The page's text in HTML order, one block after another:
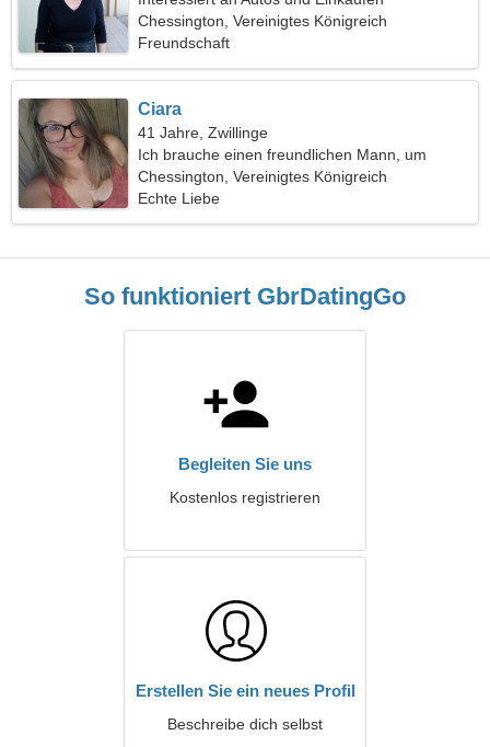
Chessington, Vereinigtes Königreich
Freundschaft
Ciara
41 Jahre, Zwillinge
Ich brauche einen freundlichen Mann, um
zusammen Ski zu fahren
Chessington, Vereinigtes Königreich
Echte Liebe
So funktioniert GbrDatingGo
Begleiten Sie uns
Kostenlos registrieren
Erstellen Sie ein neues Profil
Beschreibe dich selbst